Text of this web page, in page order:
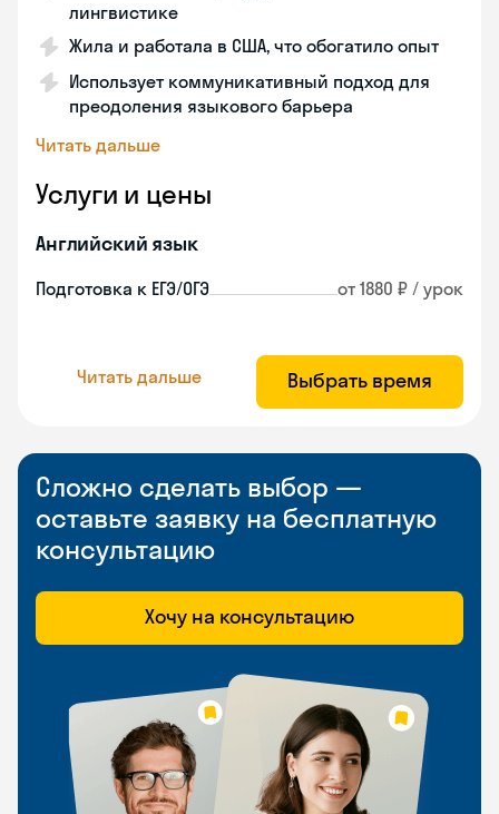
лингвистике
Жила и работала в США, что обогатило опыт
Использует коммуникативный подход для
преодоления языкового барьера
Читать дальше
Услуги и цены
Английский язык
Подготовка к ЕГЭ/ОГЭ от 1880 ₽ / урок
Читать дальше Выбрать время
Сложно сделать выбор —
оставьте заявку на бесплатную
консультацию
Хочу на консультацию